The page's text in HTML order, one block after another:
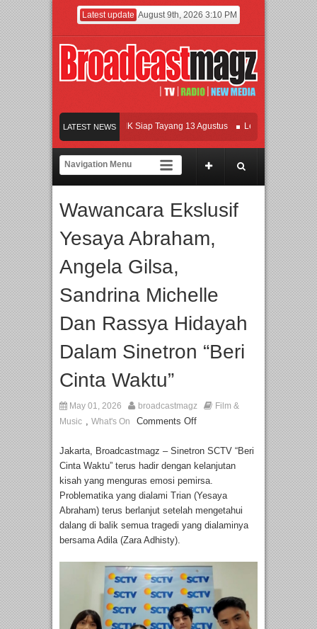
Latest update August 9th, 2026 3:10 PM
LATEST NEWS
Film KETOK MEJIK Siap Tayang 13 Agustus Lenny Ivylen: 26
UI dan Universitas Agung Podomoro Jalin Kerja Sama Pendidikan dan
Wawancara Ekslusif
Yesaya Abraham,
Angela Gilsa,
Sandrina Michelle
Dan Rassya Hidayah
Dalam Sinetron “Beri
Cinta Waktu”
May 01, 2026 broadcastmagz
Film &
Music , What's On Comments Off
Jakarta, Broadcastmagz – Sinetron SCTV “Beri
Cinta Waktu” terus hadir dengan kelanjutan
kisah yang menguras emosi pemirsa.
Problematika yang dialami Trian (Yesaya
Abraham) terus berlanjut setelah mengetahui
dalang di balik semua tragedi yang dialaminya
bersama Adila (Zara Adhisty).